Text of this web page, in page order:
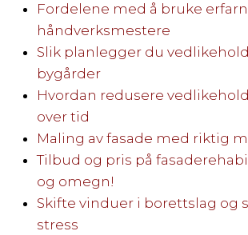
Fordelene med å bruke
håndverksmestere
Slik planlegger du
bygårder
Hvordan redusere
over tid
Maling av fasade med riktig
Tilbud og pris på
og omegn!
Skifte vinduer i borettslag og
stress